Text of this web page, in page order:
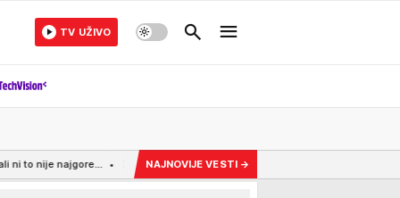
TV UŽIVO
7:10 PARTNERSTVO ZA BUDUĆNOST! Ukrajinski predsednik prvi put u
NAJNOVIJE VESTI →